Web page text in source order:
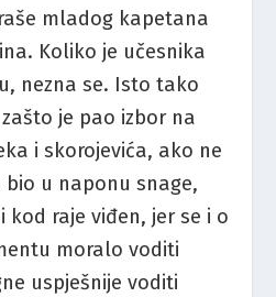
mladog kapetana
Koliko je učesnika
nezna se. Isto tako
je pao izbor na
i skorojevića, ako ne
u naponu snage,
raje viđen, jer se i o
moralo voditi
uspješnije voditi